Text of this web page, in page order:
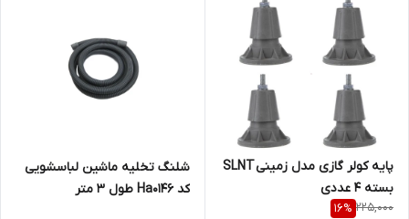
پایه کولر گازی مدل زمینی SLNT
بسته 4 عددی
225,000
16%
شلنگ تخلیه ماشین لباسشویی
کد Ha0146 طول 3 متر